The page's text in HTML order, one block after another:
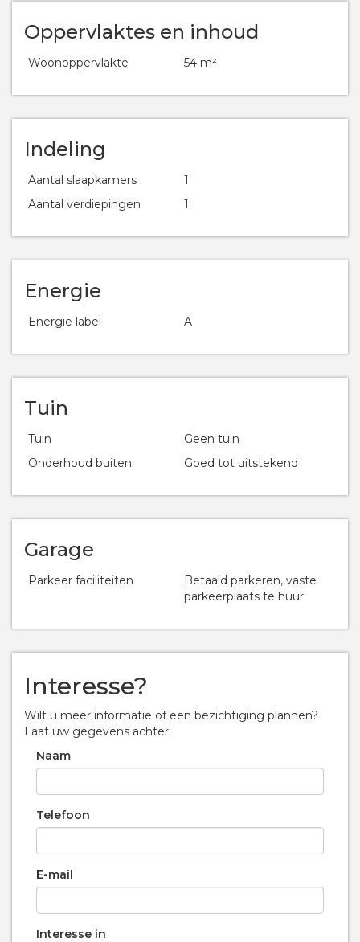
Oppervlaktes en inhoud
Woonoppervlakte 54 m²
Indeling
Aantal slaapkamers
1
Aantal verdiepingen
1
Energie
Energie label A
Tuin
Tuin
Geen tuin
Onderhoud buiten
Goed tot uitstekend
Garage
Parkeer faciliteiten
Betaald parkeren, vaste
parkeerplaats te huur
Interesse?
Wilt u meer informatie of een bezichtiging plannen?
Laat uw gegevens achter.
Naam
Telefoon
E-mail
Interesse in